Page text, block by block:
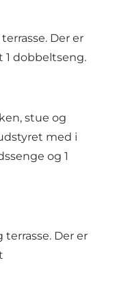
Der er
1 dobbeltseng.
stue og
med i
og 1
Der er